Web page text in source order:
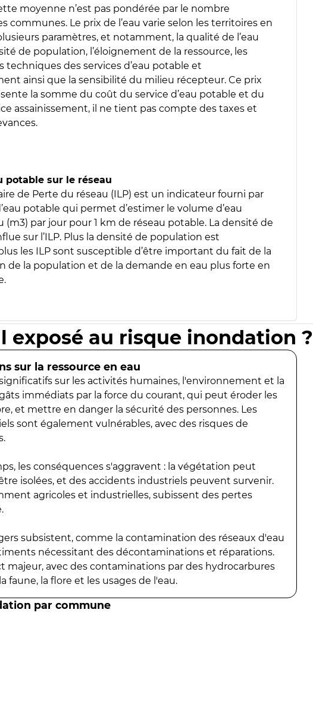
moyenne n’est pas pondérée par le nombre
communes. Le prix de l’eau varie selon les territoires en
paramètres, et notamment, la qualité de l’eau
de population, l’éloignement de la ressource, les
des services d’eau potable et
ainsi que la sensibilité du milieu récepteur. Ce prix
la somme du coût du service d’eau potable et du
assainissement, il ne tient pas compte des taxes et
potable sur le réseau
de Perte du réseau (ILP) est un indicateur fourni par
potable qui permet d’estimer le volume d’eau
(m3) par jour pour 1 km de réseau potable. La densité de
sur l’ILP. Plus la densité de population est
les ILP sont susceptible d’être important du fait de la
de la population et de la demande en eau plus forte en
exposé au risque inondation ?
sur la ressource en eau
sur les activités humaines, l'environnement et la
immédiats par la force du courant, qui peut éroder les
et mettre en danger la sécurité des personnes. Les
sont également vulnérables, avec des risques de
les conséquences s'aggravent : la végétation peut
isolées, et des accidents industriels peuvent survenir.
agricoles et industrielles, subissent des pertes
subsistent, comme la contamination des réseaux d'eau
nécessitant des décontaminations et réparations.
majeur, avec des contaminations par des hydrocarbures
faune, la flore et les usages de l'eau.
par commune